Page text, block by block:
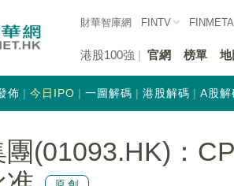
財華智庫網 FINTV FINMETA
港股100強 官網 榜單 地
佈 今日IPO 一圖解碼 港股解碼 A股解
(01093.HK)：